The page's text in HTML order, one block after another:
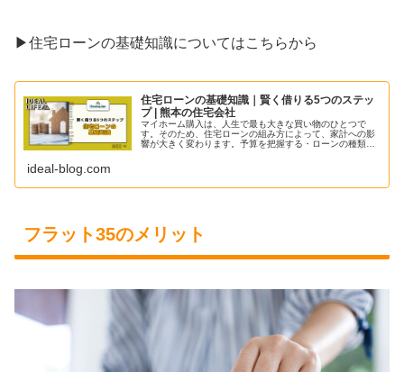
▶︎住宅ローンの基礎知識についてはこちらから
住宅ローンの基礎知識｜賢く借りる5つのステッ
プ | 熊本の住宅会社
マイホーム購入は、人生で最も大きな買い物のひとつで
す。そのため、住宅ローンの組み方によって、家計への影
響が大きく変わります。予算を把握する・ローンの種類・
ideal-blog.com
フラット35のメリット